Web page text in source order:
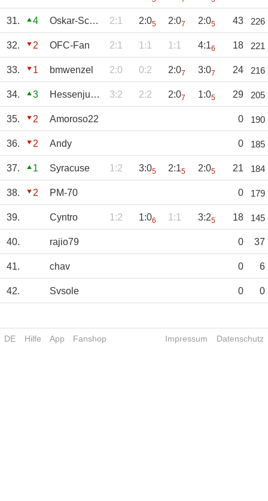
31. 4 Oskar-Schorsch 2:1 2:05 2:07 2:05 43 226
32. 2 OFC-Fan 2:1 1:1 1:1 4:16 18 221
33. 1 bmwenzel 2:0 0:2 2:07 3:07 24 216
34. 3 Hessenjunge 3:2 2:2 2:07 1:05 29 205
35. 2 Amoroso22 0 190
36. 2 Andy 0 185
37. 1 Syracuse 1:2 3:05 2:15 2:05 21 184
38. 2 PM-70 0 179
39. Cyntro 1:2 1:06 1:1 3:25 18 145
40. rajio79 0 37
41. chav 0 6
42. Svsole 0 0
DE Hilfe App Fanshop Impressum Datenschutz